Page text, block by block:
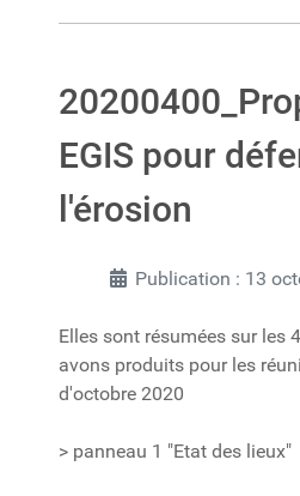
EGIS pour
l'érosion
Publication : 13
Elles sont résumées sur les
avons produits pour les
d'octobre 2020
> panneau 1 "Etat des lieux"